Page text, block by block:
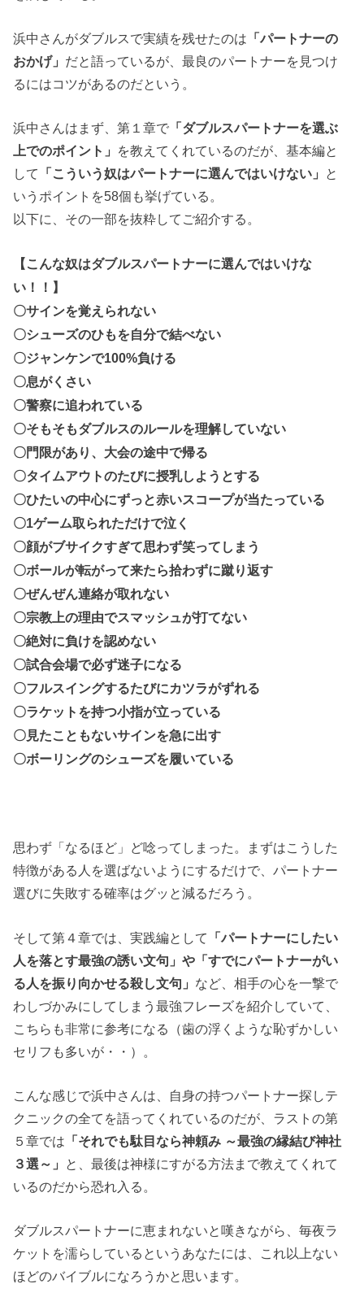
浜中さんがダブルスで実績を残せたのは 「パートナーの
おかげ」 だと語っているが、最良のパートナーを見つけ
るにはコツがあるのだという。
浜中さんはまず、第１章で 「ダブルスパートナーを選ぶ
上でのポイント」 を教えてくれているのだが、基本編と
して
「こういう奴はパートナーに選んではいけない」 と
いうポイントを58個も挙げている。
以下に、その一部を抜粋してご紹介する。
【こんな奴はダブルスパートナーに選んではいけな
い！！】
〇サインを覚えられない
〇シューズのひもを自分で結べない
〇ジャンケンで100%負ける
〇息がくさい
〇警察に追われている
〇そもそもダブルスのルールを理解していない
〇門限があり、大会の途中で帰る
〇タイムアウトのたびに授乳しようとする
〇ひたいの中心にずっと赤いスコープが当たっている
〇1ゲーム取られただけで泣く
〇顔がブサイクすぎて思わず笑ってしまう
〇ボールが転がって来たら拾わずに蹴り返す
〇ぜんぜん連絡が取れない
〇宗教上の理由でスマッシュが打てない
〇絶対に負けを認めない
〇試合会場で必ず迷子になる
〇フルスイングするたびにカツラがずれる
〇ラケットを持つ小指が立っている
〇見たこともないサインを急に出す
〇ボーリングのシューズを履いている
思わず「なるほど」ど唸ってしまった。まずはこうした
特徴がある人を選ばないようにするだけで、パートナー
選びに失敗する確率はグッと減るだろう。
そして第４章では、実践編として
「パートナーにしたい
人を落とす最強の誘い文句」や「すでにパートナーがい
る人を振り向かせる殺し文句」 など、相手の心を一撃で
わしづかみにしてしまう最強フレーズを紹介していて、
こちらも非常に参考になる（歯の浮くような恥ずかしい
セリフも多いが・・）。
こんな感じで浜中さんは、自身の持つパートナー探しテ
クニックの全てを語ってくれているのだが、ラストの第
５章では 「それでも駄目なら神頼み ～最強の縁結び神社
３選～」 と、最後は神様にすがる方法まで教えてくれて
いるのだから恐れ入る。
ダブルスパートナーに恵まれないと嘆きながら、毎夜ラ
ケットを濡らしているというあなたには、これ以上ない
ほどのバイブルになろうかと思います。